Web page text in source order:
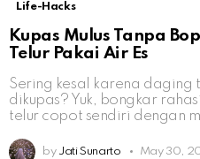
Life-Hacks
Kupas Mulus Tanpa
Telur Pakai Air Es
Sering kesal karena daging
dikupas? Yuk, bongkar
telur copot sendiri dengan
by Jati Sunarto May 30,